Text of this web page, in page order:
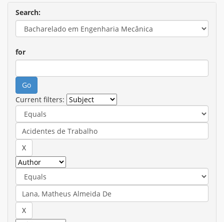
Search:
for
Current filters: